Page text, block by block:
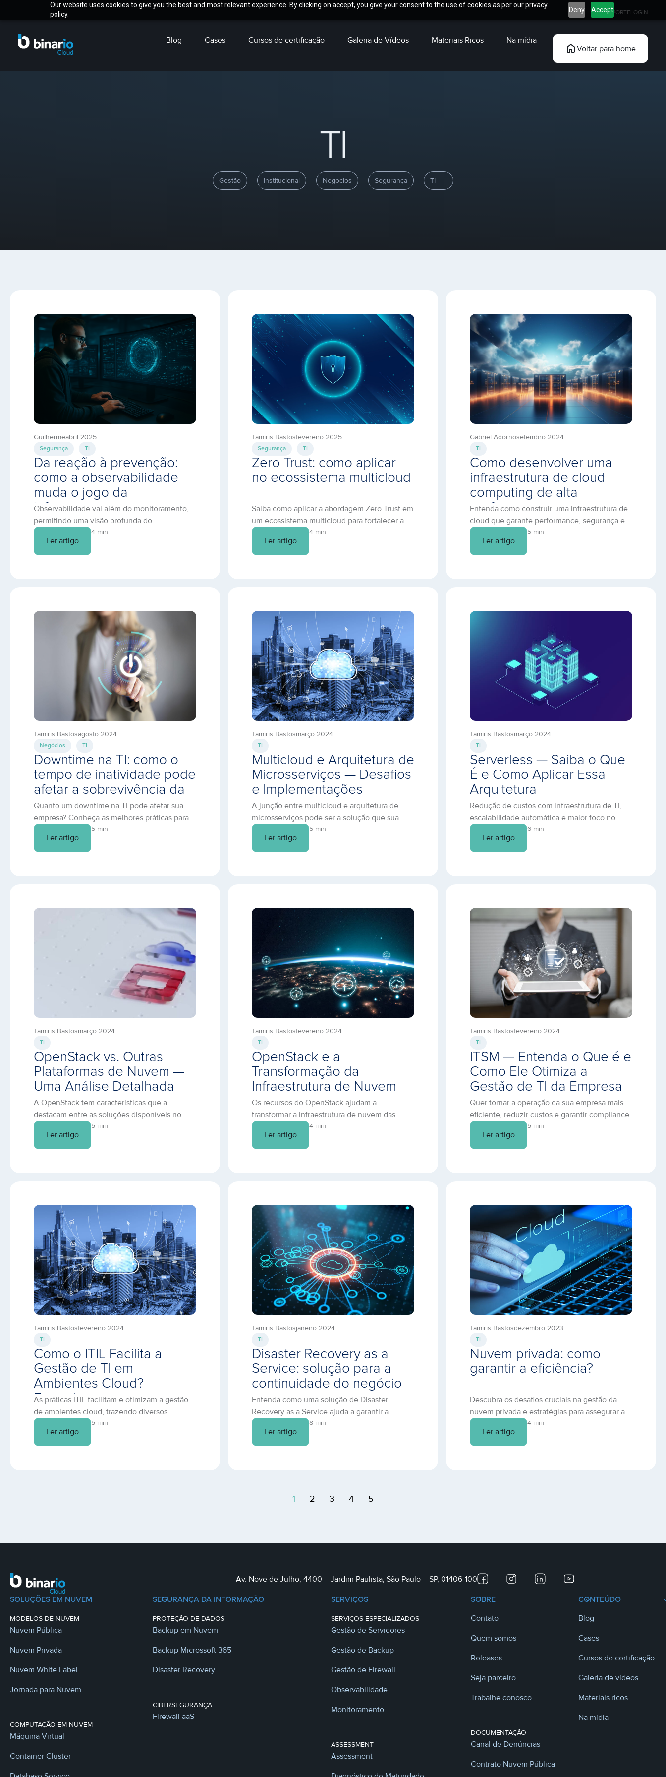
Our website uses cookies to give you the best and most relevant experience. By clicking on accept, you give your consent to the use of cookies as per our privacy
policy.
Deny AcceptSUPORTELOGIN
Blog Cases Cursos de certificação Galeria de Vídeos Materiais Ricos
Na mídia
Voltar para home
TI
Gestão Institucional Negócios Segurança TI
Guilhermeabril 2025
Segurança TI
Da reação à prevenção:
como a observabilidade
muda o jogo da
infraestrutura em nuvem
Observabilidade vai além do monitoramento,
permitindo uma visão profunda do
comportamento dos sistemas. Descubra como
prevenir falhas e otimizar sua TI.
Ler artigo
4 min
Tamiris Bastosfevereiro 2025
Segurança TI
Zero Trust: como aplicar
no ecossistema multicloud
Saiba como aplicar a abordagem Zero Trust em
um ecossistema multicloud para fortalecer a
segurança, reduzir riscos e proteger dados.
Ler artigo
4 min
Gabriel Adornosetembro 2024
TI
Como desenvolver uma
infraestrutura de cloud
computing de alta
performance
Entenda como construir uma infraestrutura de
cloud que garante performance, segurança e
eficiência para sua TI.
Ler artigo
5 min
Tamiris Bastosagosto 2024
Negócios TI
Downtime na TI: como o
tempo de inatividade pode
afetar a sobrevivência da
empresa
Quanto um downtime na TI pode afetar sua
empresa? Conheça as melhores práticas para
mitigar esse risco!
Ler artigo
5 min
Tamiris Bastosmarço 2024
TI
Multicloud e Arquitetura de
Microsserviços — Desafios
e Implementações
A junção entre multicloud e arquitetura de
microsserviços pode ser a solução que sua
empresa precisa para ter escalabilidade
instantânea, maior eficiência e menos custos
com serviços de TI. Confira.
Ler artigo
5 min
Tamiris Bastosmarço 2024
TI
Serverless — Saiba o Que
É e Como Aplicar Essa
Arquitetura
Redução de custos com infraestrutura de TI,
escalabilidade automática e maior foco no
core business são apenas alguns dos
benefícios promovidos pela serverless. Saiba
como implementar esse modelo de
Ler artigo
6 min
Tamiris Bastosmarço 2024
TI
OpenStack vs. Outras
Plataformas de Nuvem —
Uma Análise Detalhada
A OpenStack tem características que a
destacam entre as soluções disponíveis no
mercado. Confira o resultado da análise
Openstack vs. cinco outras plataformas em
nuvem.
Ler artigo
5 min
Tamiris Bastosfevereiro 2024
TI
OpenStack e a
Transformação da
Infraestrutura de Nuvem
Os recursos do OpenStack ajudam a
transformar a infraestrutura de nuvem das
empresas e promovem benefícios como
redução de custos e maior escalabilidade.
Saiba mais sobre essa plataforma neste
Ler artigo
4 min
Tamiris Bastosfevereiro 2024
TI
ITSM — Entenda o Que é e
Como Ele Otimiza a
Gestão de TI da Empresa
Quer tornar a operação da sua empresa mais
eficiente, reduzir custos e garantir compliance
com leis como a LGPD e o ISO27000? Entenda
como o ITSM beneficia o seu negócio.
Ler artigo
5 min
Tamiris Bastosfevereiro 2024
TI
Como o ITIL Facilita a
Gestão de TI em
Ambientes Cloud?
Entenda
As práticas ITIL facilitam e otimizam a gestão
de ambientes cloud, trazendo diversos
benefícios para o TI e para a operação da sua
empresa. Saiba mais neste artigo.
Ler artigo
5 min
Tamiris Bastosjaneiro 2024
TI
Disaster Recovery as a
Service: solução para a
continuidade do negócio
Entenda como uma solução de Disaster
Recovery as a Service ajuda a garantir a
continuidade do negócio em casos de
desastres naturais e outros imprevistos, e saiba
como proteger sua empresa.
Ler artigo
8 min
Tamiris Bastosdezembro 2023
TI
Nuvem privada: como
garantir a eficiência?
Descubra os desafios cruciais na gestão da
nuvem privada e estratégias para assegurar a
eficiência desta solução personalizada de TI.
Ler artigo
4 min
1 2 3 4 5
Av. Nove de Julho, 4400 – Jardim Paulista, São Paulo – SP, 01406-100
SOLUÇÕES EM NUVEM
MODELOS DE NUVEM
Nuvem Pública
Nuvem Privada
Nuvem White Label
Jornada para Nuvem
COMPUTAÇÃO EM NUVEM
Máquina Virtual
Container Cluster
SEGURANÇA DA INFORMAÇÃO
PROTEÇÃO DE DADOS
Backup em Nuvem
Backup Microssoft 365
Disaster Recovery
CIBERSEGURANÇA
Firewall aaS
SERVIÇOS
SERVIÇOS ESPECIALIZADOS
Gestão de Servidores
Gestão de Backup
Gestão de Firewall
Observabilidade
Monitoramento
ASSESSMENT
Assessment
SOBRE
Contato
Quem somos
Releases
Seja parceiro
Trabalhe conosco
DOCUMENTAÇÃO
Canal de Denúncias
Contrato Nuvem Pública
CONTEÚDO
Blog
Cases
Cursos de certificação
Galeria de vídeos
Materiais ricos
Na mídia